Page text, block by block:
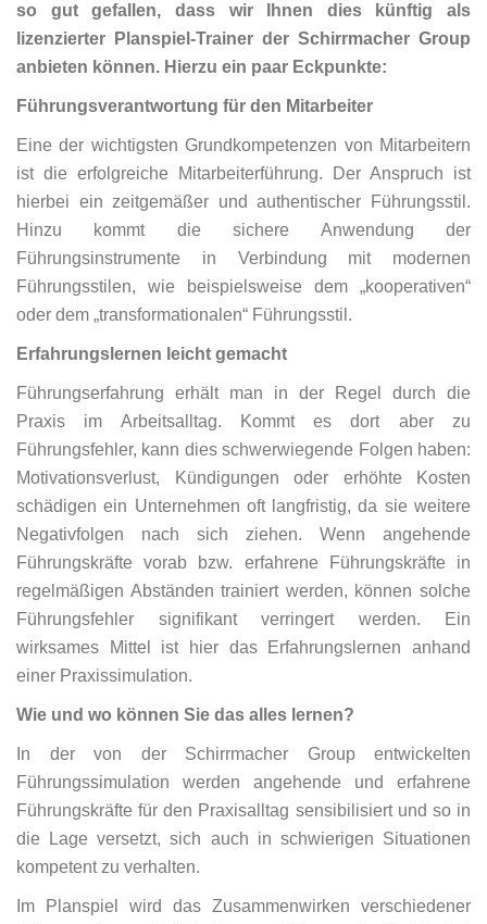
so gut gefallen, dass wir Ihnen dies künftig als
lizenzierter Planspiel-Trainer der Schirrmacher Group
anbieten können. Hierzu ein paar Eckpunkte:
Führungsverantwortung für den Mitarbeiter
Eine der wichtigsten Grundkompetenzen von Mitarbeitern
ist die erfolgreiche Mitarbeiterführung. Der Anspruch ist
hierbei ein zeitgemäßer und authentischer Führungsstil.
Hinzu kommt die sichere Anwendung der
Führungsinstrumente in Verbindung mit modernen
Führungsstilen, wie beispielsweise dem „kooperativen“
oder dem „transformationalen“ Führungsstil.
Erfahrungslernen leicht gemacht
Führungserfahrung erhält man in der Regel durch die
Praxis im Arbeitsalltag. Kommt es dort aber zu
Führungsfehler, kann dies schwerwiegende Folgen haben:
Motivationsverlust, Kündigungen oder erhöhte Kosten
schädigen ein Unternehmen oft langfristig, da sie weitere
Negativfolgen nach sich ziehen. Wenn angehende
Führungskräfte vorab bzw. erfahrene Führungskräfte in
regelmäßigen Abständen trainiert werden, können solche
Führungsfehler signifikant verringert werden. Ein
wirksames Mittel ist hier das Erfahrungslernen anhand
einer Praxissimulation.
Wie und wo können Sie das alles lernen?
In der von der Schirrmacher Group entwickelten
Führungssimulation werden angehende und erfahrene
Führungskräfte für den Praxisalltag sensibilisiert und so in
die Lage versetzt, sich auch in schwierigen Situationen
kompetent zu verhalten.
Im Planspiel wird das Zusammenwirken verschiedener